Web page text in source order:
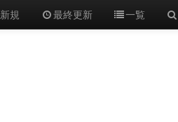
新規 最終更新 一覧